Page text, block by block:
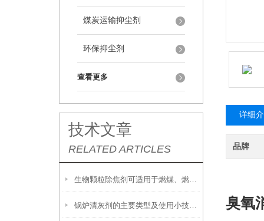
煤炭运输抑尘剂
环保抑尘剂
查看更多
技术文章
RELATED ARTICLES
生物颗粒除焦剂可适用于燃煤、燃油及生物质混燃锅炉的定期除焦
锅炉清灰剂的主要类型及使用小技巧分享
详细
品牌
臭氧